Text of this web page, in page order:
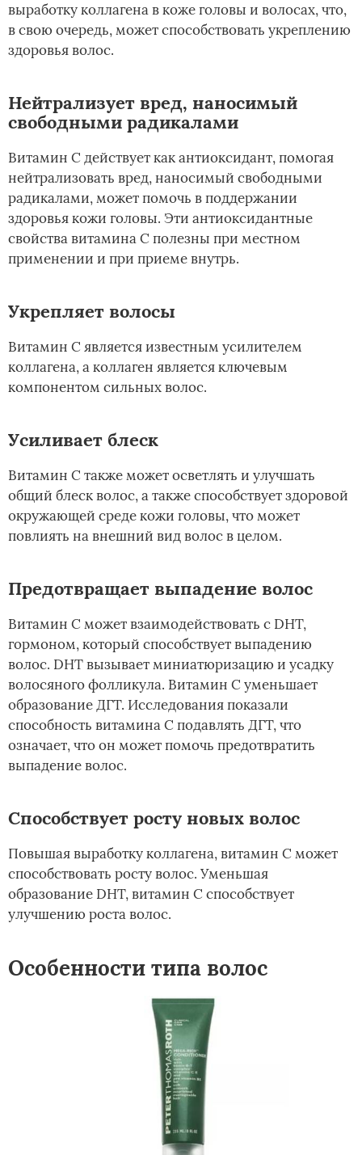
выработку коллагена в коже головы и волосах, что,
в свою очередь, может способствовать укреплению
здоровья волос.
Нейтрализует вред, наносимый
свободными радикалами
Витамин С действует как антиоксидант, помогая
нейтрализовать вред, наносимый свободными
радикалами, может помочь в поддержании
здоровья кожи головы. Эти антиоксидантные
свойства витамина С полезны при местном
применении и при приеме внутрь.
Укрепляет волосы
Витамин С является известным усилителем
коллагена, а коллаген является ключевым
компонентом сильных волос.
Усиливает блеск
Витамин С также может осветлять и улучшать
общий блеск волос, а также способствует здоровой
окружающей среде кожи головы, что может
повлиять на внешний вид волос в целом.
Предотвращает выпадение волос
Витамин С может взаимодействовать с DHT,
гормоном, который способствует выпадению
волос. DHT вызывает миниатюризацию и усадку
волосяного фолликула. Витамин С уменьшает
образование ДГТ. Исследования показали
способность витамина С подавлять ДГТ, что
означает, что он может помочь предотвратить
выпадение волос.
Способствует росту новых волос
Повышая выработку коллагена, витамин С может
способствовать росту волос. Уменьшая
образование DHT, витамин С способствует
улучшению роста волос.
Особенности типа волос